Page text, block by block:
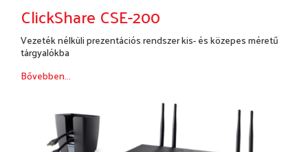
ClickShare CSE-200
Vezeték nélküli prezentációs rendszer kis- és közepes méretű
tárgyalókba
Bővebben...